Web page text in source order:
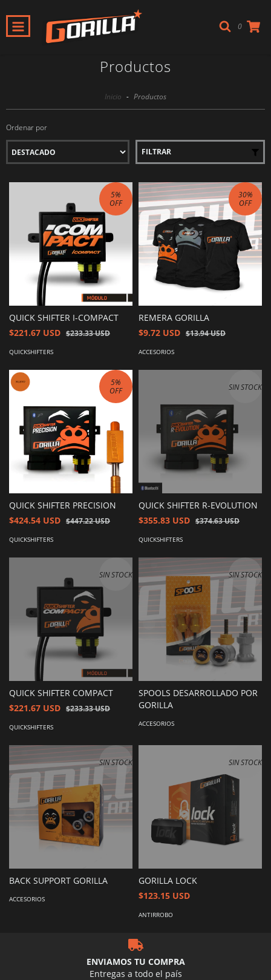
0
Productos
Inicio - Productos
Ordenar por
FILTRAR
5%
OFF
QUICK SHIFTER I-COMPACT
$221.67 USD $233.33 USD
QUICKSHIFTERS
30%
OFF
REMERA GORILLA
$9.72 USD $13.94 USD
ACCESORIOS
5%
OFF
QUICK SHIFTER PRECISION
$424.54 USD $447.22 USD
QUICKSHIFTERS
SIN STOCK
QUICK SHIFTER R-EVOLUTION
$355.83 USD $374.63 USD
QUICKSHIFTERS
SIN STOCK
QUICK SHIFTER COMPACT
$221.67 USD $233.33 USD
QUICKSHIFTERS
SIN STOCK
SPOOLS DESARROLLADO POR
GORILLA
ACCESORIOS
SIN STOCK
BACK SUPPORT GORILLA
ACCESORIOS
SIN STOCK
GORILLA LOCK
$123.15 USD
ANTIRROBO
ENVIAMOS TU COMPRA
Entregas a todo el país